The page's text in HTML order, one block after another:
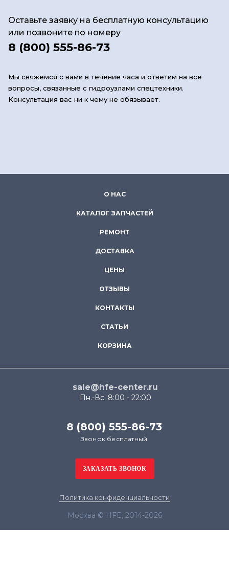
Оставьте заявку на бесплатную консультацию
или позвоните по номеру
8 (800) 555-86-73
Мы свяжемся с вами в течение часа и ответим на все
вопросы, связанные с гидроузлами спецтехники.
Консультация вас ни к чему не обязывает.
О НАС
КАТАЛОГ ЗАПЧАСТЕЙ
РЕМОНТ
ДОСТАВКА
ЦЕНЫ
ОТЗЫВЫ
КОНТАКТЫ
СТАТЬИ
КОРЗИНА
sale@hfe-center.ru
Пн.-Вс. 8:00 - 22:00
8 (800) 555-86-73
Звонок бесплатный
Политика конфиденциальности
Москва © HFE, 2014-2026